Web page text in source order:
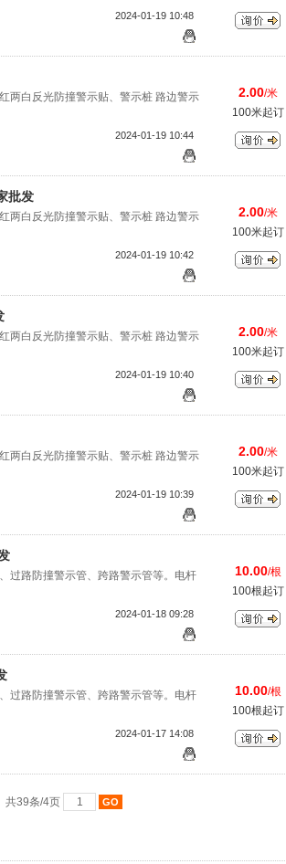
2024-01-19 10:48
两白反光防撞警示贴、警示桩 路边警示
2024-01-19 10:44
2.00/米
100米起订
批发
两白反光防撞警示贴、警示桩 路边警示
2024-01-19 10:42
2.00/米
100米起订
两白反光防撞警示贴、警示桩 路边警示
2024-01-19 10:40
2.00/米
100米起订
两白反光防撞警示贴、警示桩 路边警示
2024-01-19 10:39
2.00/米
100米起订
过路防撞警示管、跨路警示管等。电杆
2024-01-18 09:28
10.00/根
100根起订
过路防撞警示管、跨路警示管等。电杆
2024-01-17 14:08
10.00/根
100根起订
共39条/4页